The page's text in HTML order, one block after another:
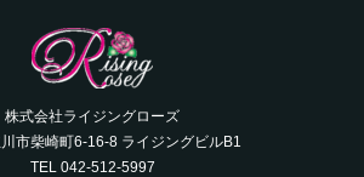
株式会社ライジングローズ
市柴崎町6-16-8 ライジングビルB1
TEL 042-512-5997